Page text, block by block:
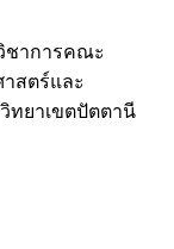
ชาการคณะ
สตร์และ
ทยาเขตปัตตานี